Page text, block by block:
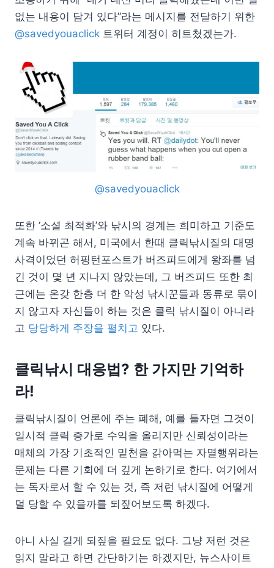
없는 내용이 담겨 있다”라는 메시지를 전달하기 위한
@savedyouaclick 트위터 계정이 히트쳤겠는가.
@savedyouaclick
또한 ‘소셜 최적화’와 낚시의 경계는 희미하고 기준도
계속 바뀌곤 해서, 미국에서 한때 클릭낚시질의 대명
사격이었던 허핑턴포스트가 버즈피드에게 왕좌를 넘
긴 것이 몇 년 지나지 않았는데, 그 버즈피드 또한 최
근에는 온갖 한층 더 한 악성 낚시꾼들과 동류로 묶이
지 않고자 자신들이 하는 것은 클릭 낚시질이 아니라
고 당당하게 주장을 펼치고 있다.
클릭낚시 대응법? 한 가지만 기억하
라!
클릭낚시질이 언론에 주는 폐해, 예를 들자면 그것이
일시적 클릭 증가로 수익을 올리지만 신뢰성이라는
매체의 가장 기초적인 밑천을 갉아먹는 자멸행위라는
문제는 다른 기회에 더 깊게 논하기로 한다. 여기에서
는 독자로서 할 수 있는 것, 즉 저런 낚시질에 어떻게
덜 당할 수 있을까를 되짚어보도록 하겠다.
아니 사실 길게 되짚을 필요도 없다. 그냥 저런 것은
읽지 말라고 하면 간단하기는 하겠지만, 뉴스사이트